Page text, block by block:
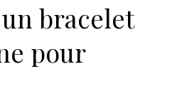
bracelet
pour